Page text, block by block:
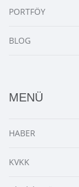
PORTFÖY
BLOG
MENÜ
HABER
KVKK